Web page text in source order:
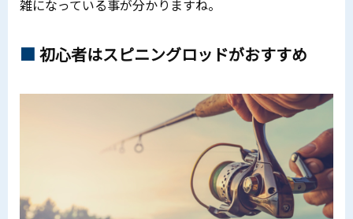
雑になっている事が分かりますね。
初心者はスピニングロッドがおすすめ